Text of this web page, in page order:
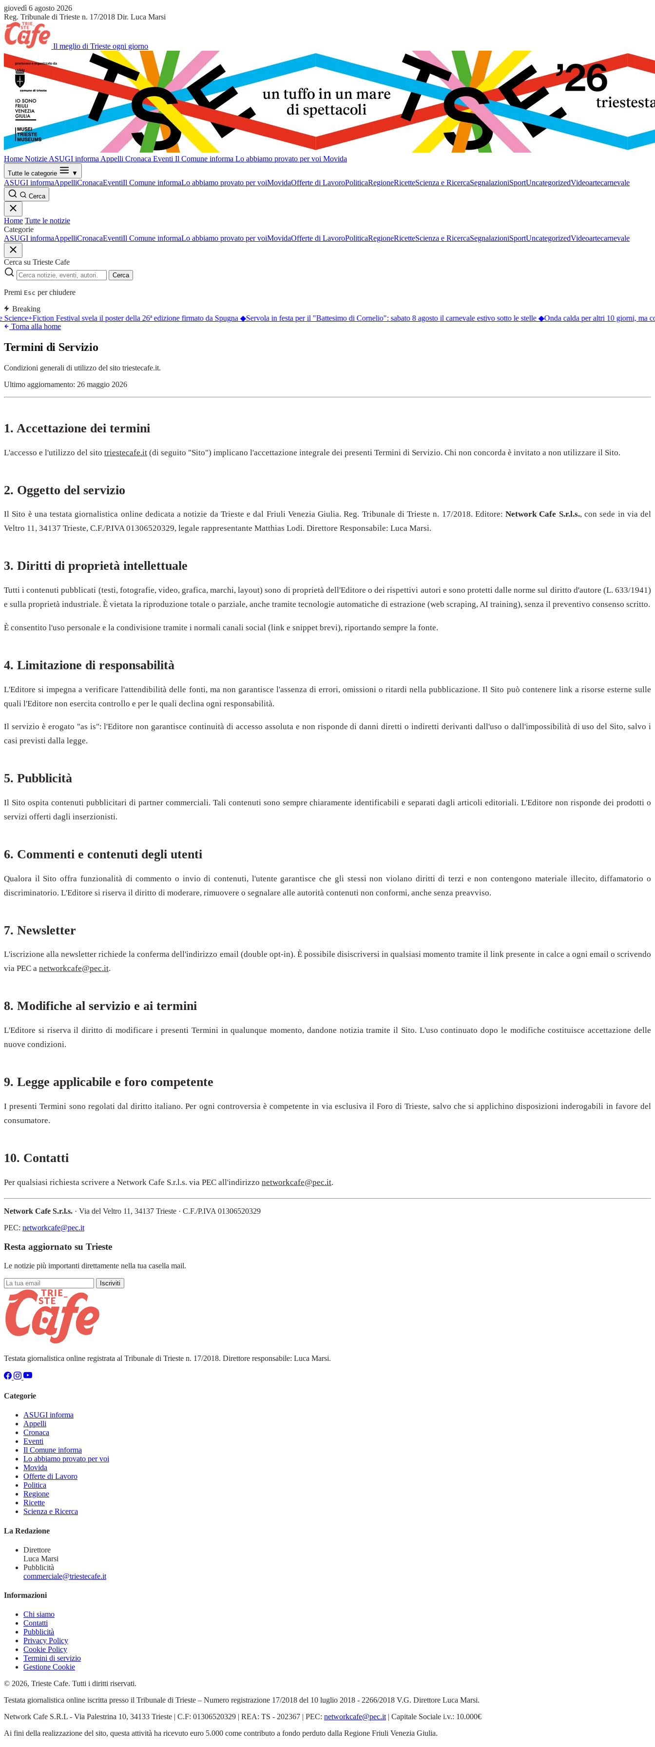
giovedì 6 agosto 2026
Reg. Tribunale di Trieste n. 17/2018 Dir. Luca Marsi
Il meglio di Trieste ogni giorno
Home Notizie ASUGI informa Appelli Cronaca Eventi Il Comune informa Lo abbiamo provato per voi Movida
Tutte le categorie ▼
ASUGI informaAppelliCronacaEventiIl Comune informaLo abbiamo provato per voiMovidaOfferte di LavoroPoliticaRegioneRicetteScienza e RicercaSegnalazioniSportUncategorizedVideoartecarnevale
Cerca
Home Tutte le notizie
Categorie
ASUGI informaAppelliCronacaEventiIl Comune informaLo abbiamo provato per voiMovidaOfferte di LavoroPoliticaRegioneRicetteScienza e RicercaSegnalazioniSportUncategorizedVideoartecarnevale
Cerca su Trieste Cafe
Cerca
Premi Esc per chiudere
Breaking
Science+Fiction Festival svela il poster della 26ª edizione firmato da Spugna◆Servola in festa per il "Battesimo di Cornelio": sabato 8 agosto il carnevale estivo sotto le stelle◆Onda calda per altri 10 giorni, ma
Torna alla home
Termini di Servizio
Condizioni generali di utilizzo del sito triestecafe.it.
Ultimo aggiornamento: 26 maggio 2026
1. Accettazione dei termini
L'accesso e l'utilizzo del sito triestecafe.it (di seguito "Sito") implicano l'accettazione integrale dei presenti Termini di Servizio. Chi non concorda è invitato a non utilizzare il Sito.
2. Oggetto del servizio
Il Sito è una testata giornalistica online dedicata a notizie da Trieste e dal Friuli Venezia Giulia. Reg. Tribunale di Trieste n. 17/2018. Editore:Network Cafe S.r.l.s., con sede in via del
Veltro 11, 34137 Trieste, C.F./P.IVA 01306520329, legale rappresentante Matthias Lodi. Direttore Responsabile: Luca Marsi.
3. Diritti di proprietà intellettuale
Tutti i contenuti pubblicati (testi, fotografie, video, grafica, marchi, layout) sono di proprietà dell'Editore o dei rispettivi autori e sono protetti dalle norme sul diritto d'autore (L. 633/1941)
e sulla proprietà industriale. È vietata la riproduzione totale o parziale, anche tramite tecnologie automatiche di estrazione (web scraping, AI training), senza il preventivo consenso scritto.
È consentito l'uso personale e la condivisione tramite i normali canali social (link e snippet brevi), riportando sempre la fonte.
4. Limitazione di responsabilità
L'Editore si impegna a verificare l'attendibilità delle fonti, ma non garantisce l'assenza di errori, omissioni o ritardi nella pubblicazione. Il Sito può contenere link a risorse esterne sulle
quali l'Editore non esercita controllo e per le quali declina ogni responsabilità.
Il servizio è erogato "as is": l'Editore non garantisce continuità di accesso assoluta e non risponde di danni diretti o indiretti derivanti dall'uso o dall'impossibilità di uso del Sito, salvo i
casi previsti dalla legge.
5. Pubblicità
Il Sito ospita contenuti pubblicitari di partner commerciali. Tali contenuti sono sempre chiaramente identificabili e separati dagli articoli editoriali. L'Editore non risponde dei prodotti o
servizi offerti dagli inserzionisti.
6. Commenti e contenuti degli utenti
Qualora il Sito offra funzionalità di commento o invio di contenuti, l'utente garantisce che gli stessi non violano diritti di terzi e non contengono materiale illecito, diffamatorio o
discriminatorio. L'Editore si riserva il diritto di moderare, rimuovere o segnalare alle autorità contenuti non conformi, anche senza preavviso.
7. Newsletter
L'iscrizione alla newsletter richiede la conferma dell'indirizzo email (double opt-in). È possibile disiscriversi in qualsiasi momento tramite il link presente in calce a ogni email o scrivendo
via PEC a networkcafe@pec.it.
8. Modifiche al servizio e ai termini
L'Editore si riserva il diritto di modificare i presenti Termini in qualunque momento, dandone notizia tramite il Sito. L'uso continuato dopo le modifiche costituisce accettazione delle
nuove condizioni.
9. Legge applicabile e foro competente
I presenti Termini sono regolati dal diritto italiano. Per ogni controversia è competente in via esclusiva il Foro di Trieste, salvo che si applichino disposizioni inderogabili in favore del
consumatore.
10. Contatti
Per qualsiasi richiesta scrivere a Network Cafe S.r.l.s. via PEC all'indirizzo networkcafe@pec.it.
Network Cafe S.r.l.s. · Via del Veltro 11, 34137 Trieste · C.F./P.IVA 01306520329
PEC: networkcafe@pec.it
Resta aggiornato su Trieste
Le notizie più importanti direttamente nella tua casella mail.
Iscriviti
Testata giornalistica online registrata al Tribunale di Trieste n. 17/2018. Direttore responsabile: Luca Marsi.
Categorie
ASUGI informa
Appelli
Cronaca
Eventi
Il Comune informa
Lo abbiamo provato per voi
Movida
Offerte di Lavoro
Politica
Regione
Ricette
Scienza e Ricerca
La Redazione
Direttore
Luca Marsi
Pubblicità
commerciale@triestecafe.it
Informazioni
Chi siamo
Contatti
Pubblicità
Privacy Policy
Cookie Policy
Termini di servizio
Gestione Cookie
© 2026, Trieste Cafe. Tutti i diritti riservati.
Testata giornalistica online iscritta presso il Tribunale di Trieste – Numero registrazione 17/2018 del 10 luglio 2018 - 2266/2018 V.G. Direttore Luca Marsi.
Network Cafe S.R.L - Via Palestrina 10, 34133 Trieste | C.F: 01306520329 | REA: TS - 202367 | PEC: networkcafe@pec.it| Capitale Sociale i.v.: 10.000€
Ai fini della realizzazione del sito, questa attività ha ricevuto euro 5.000 come contributo a fondo perduto dalla Regione Friuli Venezia Giulia.